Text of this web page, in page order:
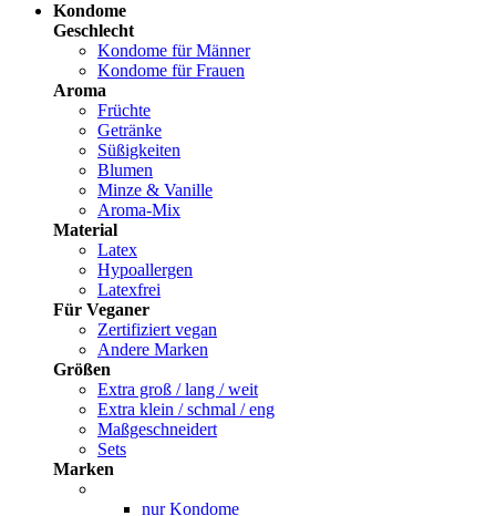
Kondome
Geschlecht
Kondome für Männer
Kondome für Frauen
Aroma
Früchte
Getränke
Süßigkeiten
Blumen
Minze & Vanille
Aroma-Mix
Material
Latex
Hypoallergen
Latexfrei
Für Veganer
Zertifiziert vegan
Andere Marken
Größen
Extra groß / lang / weit
Extra klein / schmal / eng
Maßgeschneidert
Sets
Marken
nur Kondome